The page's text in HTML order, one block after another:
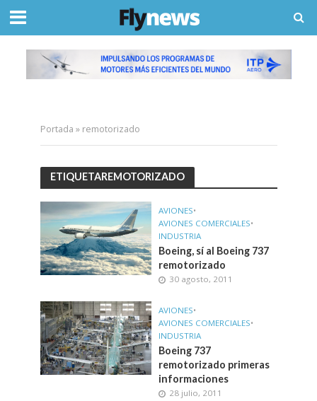
Portada » remotorizado
ETIQUETAREMOTORIZADO
AVIONES•
AVIONES COMERCIALES•
INDUSTRIA
Boeing, sí al Boeing 737
remotorizado
30 agosto, 2011
AVIONES•
AVIONES COMERCIALES•
INDUSTRIA
Boeing 737
remotorizado primeras
informaciones
28 julio, 2011